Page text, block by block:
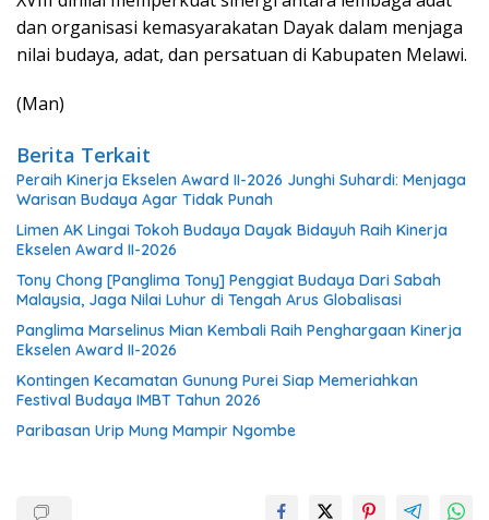
dan organisasi kemasyarakatan Dayak dalam menjaga
nilai budaya, adat, dan persatuan di Kabupaten Melawi.
(Man)
Berita Terkait
Peraih Kinerja Ekselen Award II-2026 Junghi Suhardi: Menjaga
Warisan Budaya Agar Tidak Punah
Limen AK Lingai Tokoh Budaya Dayak Bidayuh Raih Kinerja
Ekselen Award II-2026
Tony Chong [Panglima Tony] Penggiat Budaya Dari Sabah
Malaysia, Jaga Nilai Luhur di Tengah Arus Globalisasi
Panglima Marselinus Mian Kembali Raih Penghargaan Kinerja
Ekselen Award II-2026
Kontingen Kecamatan Gunung Purei Siap Memeriahkan
Festival Budaya IMBT Tahun 2026
Paribasan Urip Mung Mampir Ngombe